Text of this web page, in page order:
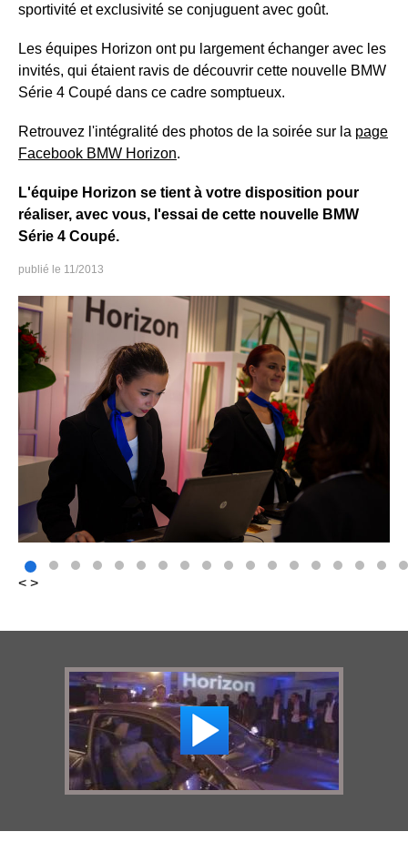
sportivité et exclusivité se conjuguent avec goût.
Les équipes Horizon ont pu largement échanger avec les
invités, qui étaient ravis de découvrir cette nouvelle BMW
Série 4 Coupé dans ce cadre somptueux.
Retrouvez l'intégralité des photos de la soirée sur la page
Facebook BMW Horizon.
L'équipe Horizon se tient à votre disposition pour
réaliser, avec vous, l'essai de cette nouvelle BMW
Série 4 Coupé.
11/2013
< >